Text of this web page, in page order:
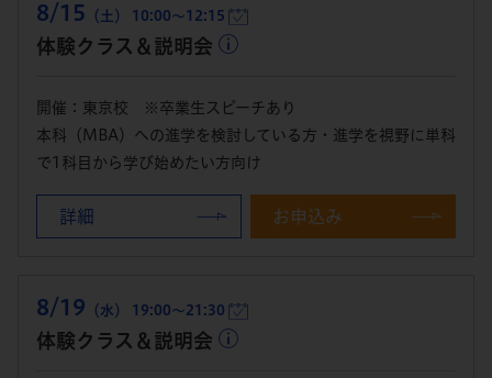
8/15 （土） 10:00～12:15
体験クラス＆説明会
開催：東京校 ※卒業生スピーチあり
本科（MBA）への進学を検討している方・進学を視野に単科
で1科目から学び始めたい方向け
詳細 お申込み
8/19 （水） 19:00～21:30
体験クラス＆説明会